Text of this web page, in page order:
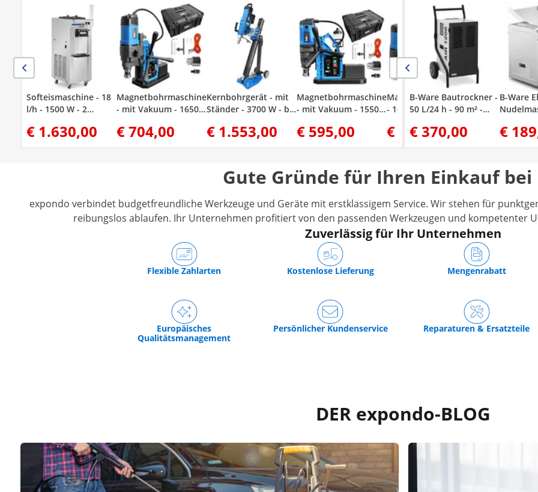
Softeismaschine - 18
l/h - 1500 W - 2
aus beiden -
€ 1.630,00
Magnetbohrmaschine
- mit Vakuum - 1650
Bohrdurchmesser
€ 704,00
Kernbohrgerät - mit
Ständer - 3700 W - bis
Bohrdurchmesser
€ 1.553,00
Magnetbohrmaschine
- mit Vakuum - 1550
Bohrdurchmesser
€ 595,00
Magnetbohrmaschine
- 1650 W - 290/510
Bohrdurchmesser
€ 414,00
- 1600 W - 830
max. 13/35
€ 281,00
B-Ware Bautrockner -
50 L/24 h - 90 m² -
€ 370,00
B-Ware
€
Gute Gründe für Ihren Einkauf bei
expondo verbindet budgetfreundliche Werkzeuge und Geräte mit erstklassigem Service. Wir stehen für
reibungslos ablaufen. Ihr Unternehmen profitiert von den passenden Werkzeugen und kompetenter
Zuverlässig für Ihr Unternehmen
Flexible Zahlarten Kostenlose Lieferung Mengenrabatt
Europäisches
Qualitätsmanagement
Persönlicher Kundenservice Reparaturen & Ersatzteile
DER expondo-BLOG